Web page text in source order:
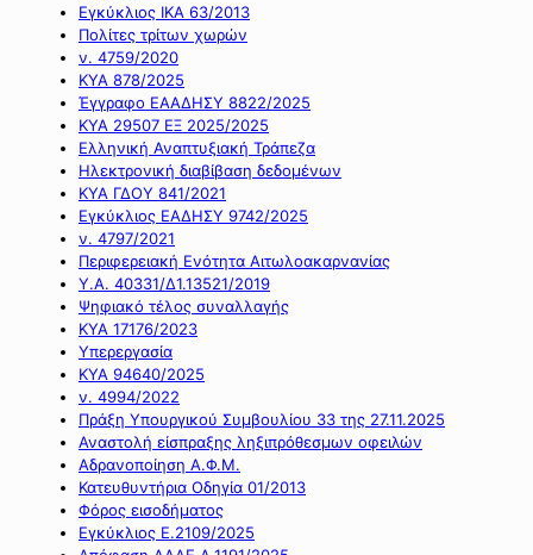
Εγκύκλιος ΙΚΑ 63/2013
Πολίτες τρίτων χωρών
ν. 4759/2020
ΚΥΑ 878/2025
Έγγραφο ΕΑΑΔΗΣΥ 8822/2025
ΚΥΑ 29507 ΕΞ 2025/2025
Ελληνική Αναπτυξιακή Τράπεζα
Ηλεκτρονική διαβίβαση δεδομένων
ΚΥΑ ΓΔΟΥ 841/2021
Εγκύκλιος ΕΑΔΗΣΥ 9742/2025
ν. 4797/2021
Περιφερειακή Ενότητα Αιτωλοακαρνανίας
Υ.Α. 40331/Δ1.13521/2019
Ψηφιακό τέλος συναλλαγής
ΚΥΑ 17176/2023
Υπερεργασία
ΚΥΑ 94640/2025
ν. 4994/2022
Πράξη Υπουργικού Συμβουλίου 33 της 27.11.2025
Αναστολή είσπραξης ληξιπρόθεσμων οφειλών
Αδρανοποίηση Α.Φ.Μ.
Κατευθυντήρια Οδηγία 01/2013
Φόρος εισοδήματος
Εγκύκλιος Ε.2109/2025